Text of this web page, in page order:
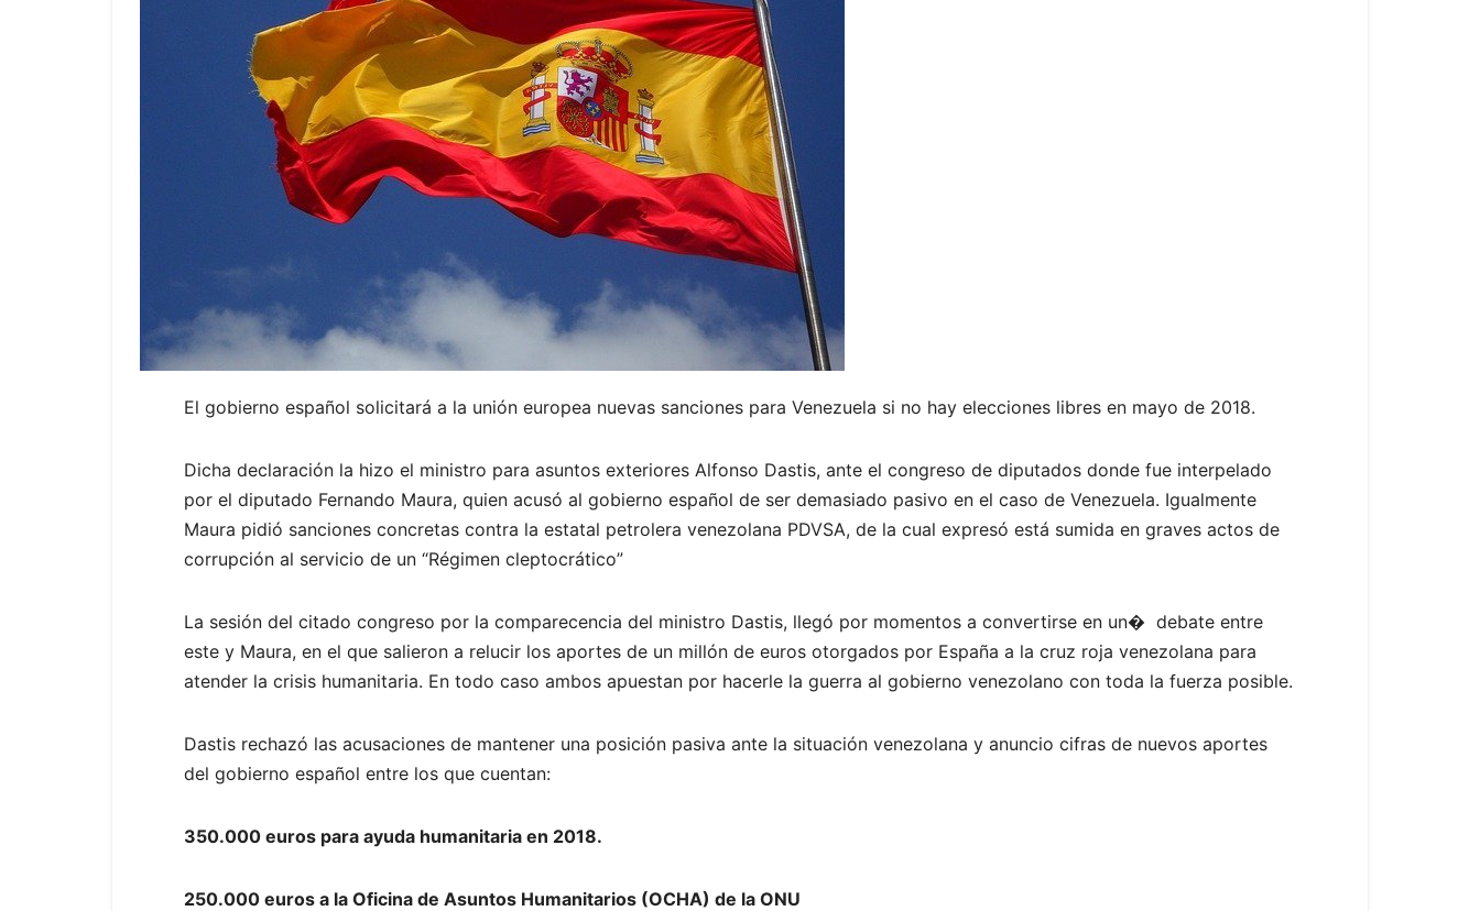
El gobierno español solicitará a la unión europea nuevas sanciones para Venezuela si no hay elecciones libres en mayo de 2018.
Dicha declaración la hizo el ministro para asuntos exteriores Alfonso Dastis, ante el congreso de diputados donde fue interpelado
por el diputado Fernando Maura, quien acusó al gobierno español de ser demasiado pasivo en el caso de Venezuela. Igualmente
Maura pidió sanciones concretas contra la estatal petrolera venezolana PDVSA, de la cual expresó está sumida en graves actos de
corrupción al servicio de un “Régimen cleptocrático”
La sesión del citado congreso por la comparecencia del ministro Dastis, llegó por momentos a convertirse en un� debate entre
este y Maura, en el que salieron a relucir los aportes de un millón de euros otorgados por España a la cruz roja venezolana para
atender la crisis humanitaria. En todo caso ambos apuestan por hacerle la guerra al gobierno venezolano con toda la fuerza posible.
Dastis rechazó las acusaciones de mantener una posición pasiva ante la situación venezolana y anuncio cifras de nuevos aportes
del gobierno español entre los que cuentan:
350.000 euros para ayuda humanitaria en 2018.
250.000 euros a la Oficina de Asuntos Humanitarios (OCHA) de la ONU